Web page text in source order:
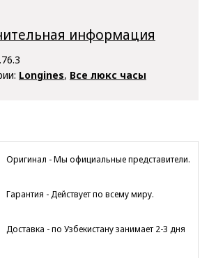
информация
Longines, Все люкс часы
Оригинал - Мы официальные представители.
Гарантия - Действует по всему миру.
Доставка - по Узбекистану занимает 2-3 дня